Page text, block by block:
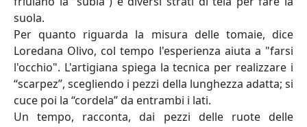
suola.
Per quanto riguarda la misura delle tomaie, dice
Loredana Olivo, col tempo l'esperienza aiuta a "farsi
l'occhio". L'artigiana spiega la tecnica per realizzare i
“scarpez”, scegliendo i pezzi della lunghezza adatta; si
cuce poi la “cordela” da entrambi i lati.
Un tempo, racconta, dai pezzi delle ruote delle